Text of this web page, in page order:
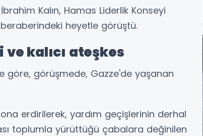
Kalın, Hamas Liderlik Konseyi
heyetle görüştü.
kalıcı ateşkes
göre, görüşmede, Gazze'de yaşanan
erdirilerek, yardım geçişlerinin derhal
toplumla yürüttüğü çabalara değinilen